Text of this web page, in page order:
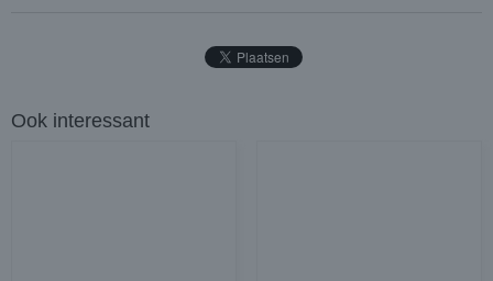
Ook interessant